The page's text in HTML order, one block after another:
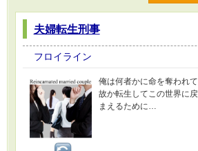
夫婦転生刑事
フロイライン
俺は何者かに命を奪われ
故か転生してこの世界に
まえるために…